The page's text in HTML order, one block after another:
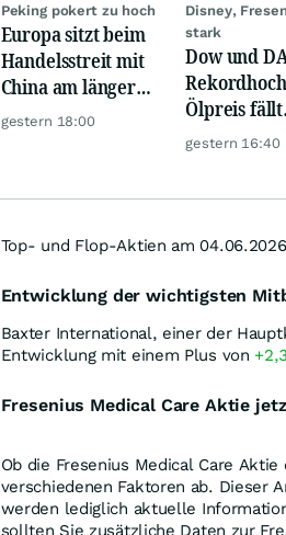
Peking pokert zu hoch
Europa sitzt beim
Handelsstreit mit
China am längeren
Hebel
gestern 18:00
Disney,
stark
Dow und
Ölpreis fällt
weiter, Gold
gestern 16:40
Top- und Flop-Aktien am
Entwicklung der wichtigsten
Baxter International, einer der
Entwicklung mit einem Plus von
Fresenius Medical Care Aktie
Ob die Fresenius Medical Care
verschiedenen Faktoren ab. Dieser
werden lediglich aktuelle
sollten Sie zusätzliche Daten zur